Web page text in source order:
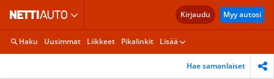
Kirjaudu Myy autosi
Haku Uusimmat Liikkeet Pikalinkit Lisää
Hae samanlaiset